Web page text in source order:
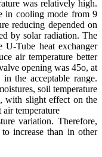
was relatively high.
in cooling mode from 9
reducing depended on
by solar radiation. The
Tube heat exchanger
air temperature better
opening was 45o, at
the acceptable range.
soil temperature
with slight effect on the
temperature
variation. Therefore,
increase than in other